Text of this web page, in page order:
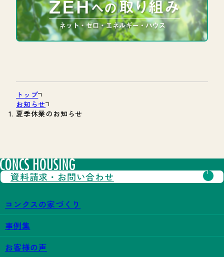
トップ
お知らせ
夏季休業のお知らせ
コンクスの家づくり
事例集
お客様の声
資料請求・ お問い合わせ